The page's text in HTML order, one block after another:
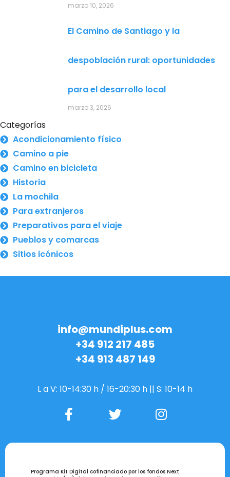
marzo 10, 2026
El Camino de Santiago y la
despoblación rural: oportunidades
para el desarrollo local
marzo 3, 2026
Categorías
Acondicionamiento físico
Camino a pie
Camino en bicicleta
Historia
La mochila
Para extranjeros
Preparativos para el viaje
Pueblos y comarcas
Sitios icónicos
info@mundiplus.com
+34 912 217 485
+34 913 487 149
L a V: 10-14:30 h / 16-20:30 h || S: 10-14 h
Programa Kit Digital cofinanciado por los fondos Next